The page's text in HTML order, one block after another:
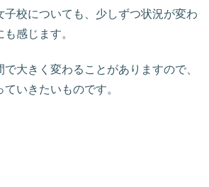
子校についても、少しずつ状況が変わ
感じます。
大きく変わることがありますので、
いきたいものです。